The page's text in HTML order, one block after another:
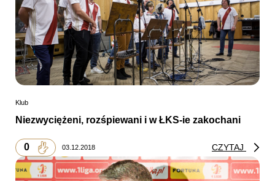
Klub
Niezwyciężeni, rozśpiewani i w ŁKS-ie zakochani
0 03.12.2018 CZYTAJ